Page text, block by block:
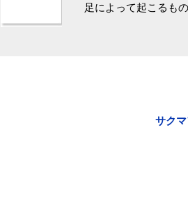
足によって起こるも
いためには、食生活
豆」！ 1日1パック
味しい食べかた」は
目安が30回～40回
り一層引き立つそう
給 | セルフドクター
うが身体にお財布に
サク